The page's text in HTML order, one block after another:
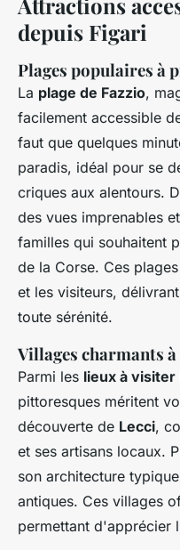
depuis Figari
Plages populaires à
La plage de Fazzio,
facilement accessible
faut que quelques
paradis, idéal pour se
criques aux alentours.
des vues imprenables
familles qui souhaitent
de la Corse. Ces
et les visiteurs,
toute sérénité.
Villages charmants
Parmi les lieux à visiter
pittoresques méritent
découverte de Lecci,
et ses artisans locaux.
son architecture
antiques. Ces villages
permettant d'apprécier